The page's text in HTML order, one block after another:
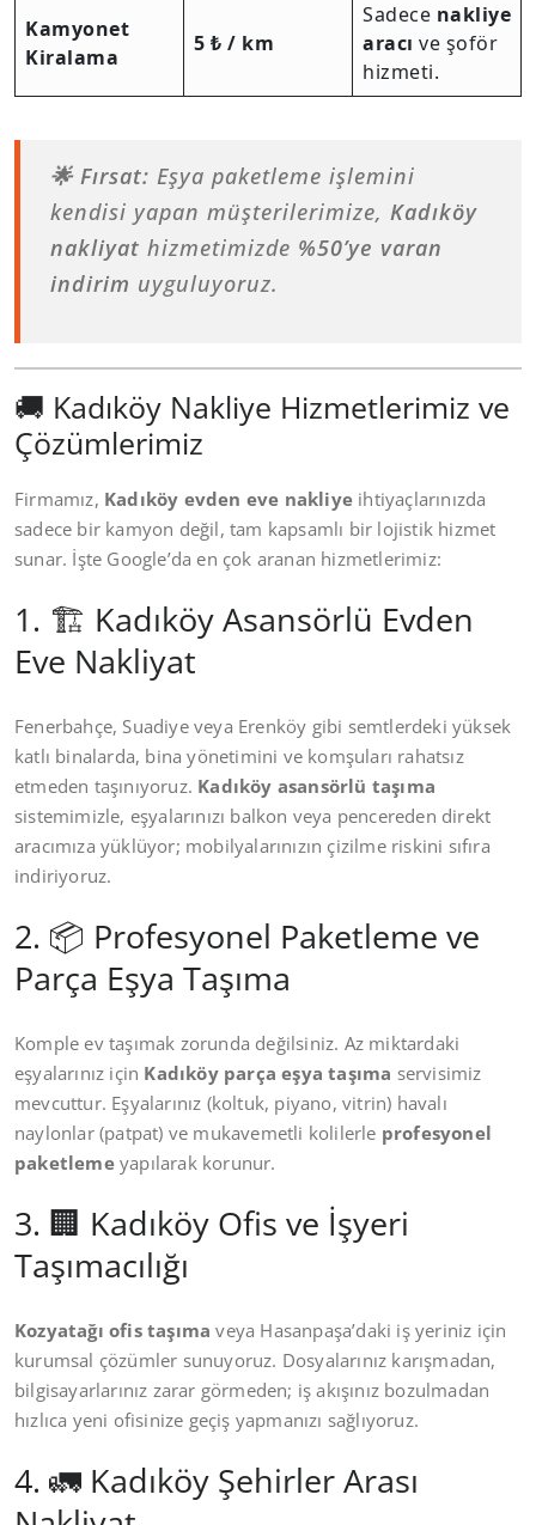
Kamyonet
Kiralama
5 ₺ / km
Sadece nakliye
aracı ve şoför
hizmeti.
🌟 Fırsat: Eşya paketleme işlemini
kendisi yapan müşterilerimize, Kadıköy
nakliyat hizmetimizde %50’ye varan
indirim uyguluyoruz.
🚚 Kadıköy Nakliye Hizmetlerimiz ve
Çözümlerimiz
Firmamız, Kadıköy evden eve nakliye ihtiyaçlarınızda
sadece bir kamyon değil, tam kapsamlı bir lojistik hizmet
sunar. İşte Google’da en çok aranan hizmetlerimiz:
1. 🏗️ Kadıköy Asansörlü Evden
Eve Nakliyat
Fenerbahçe, Suadiye veya Erenköy gibi semtlerdeki yüksek
katlı binalarda, bina yönetimini ve komşuları rahatsız
etmeden taşınıyoruz. Kadıköy asansörlü taşıma
sistemimizle, eşyalarınızı balkon veya pencereden direkt
aracımıza yüklüyor; mobilyalarınızın çizilme riskini sıfıra
indiriyoruz.
2. 📦 Profesyonel Paketleme ve
Parça Eşya Taşıma
Komple ev taşımak zorunda değilsiniz. Az miktardaki
eşyalarınız için Kadıköy parça eşya taşıma servisimiz
mevcuttur. Eşyalarınız (koltuk, piyano, vitrin) havalı
naylonlar (patpat) ve mukavemetli kolilerle profesyonel
paketlemeyapılarak korunur.
3. 🏢 Kadıköy Ofis ve İşyeri
Taşımacılığı
Kozyatağı ofis taşıma veya Hasanpaşa’daki iş yeriniz için
kurumsal çözümler sunuyoruz. Dosyalarınız karışmadan,
bilgisayarlarınız zarar görmeden; iş akışınız bozulmadan
hızlıca yeni ofisinize geçiş yapmanızı sağlıyoruz.
4. 🚛 Kadıköy Şehirler Arası